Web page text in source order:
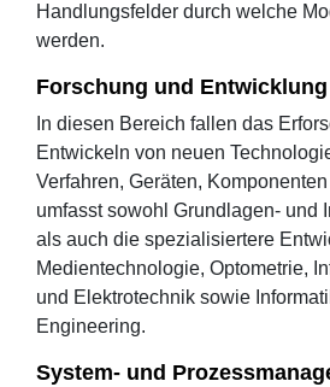
Handlungsfelder durch welche
werden.
Forschung und Entwicklung
In diesen Bereich fallen das
Entwickeln von neuen
Verfahren, Geräten,
umfasst sowohl Grundlagen- und
als auch die spezialisiertere
Medientechnologie, Optometrie,
und Elektrotechnik sowie
Engineering.
System- und